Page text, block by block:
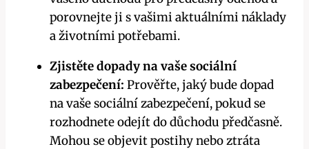
porovnejte ji s vašimi aktuálními náklady
a životními potřebami.
Zjistěte dopady na vaše sociální
zabezpečení: Prověřte, jaký bude dopad
na vaše sociální zabezpečení, pokud se
rozhodnete odejít do důchodu předčasně.
Mohou se objevit postihy nebo ztráta